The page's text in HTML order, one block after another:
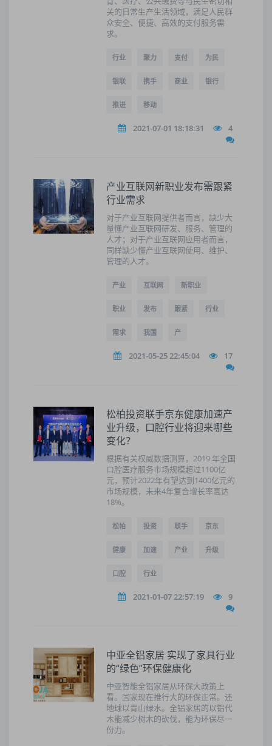
关的日常生产生活领域，满足人民群
众安全、便捷、高效的支付服务需
求。
行业 聚力 支付 为民
银联 携手 商业 银行
推进 移动
2021-07-01 18:18:31 4
产业互联网新职业发布需跟紧
行业需求
对于产业互联网提供者而言，缺少大
量懂产业互联网研发、服务、管理的
人才；对于产业互联网应用者而言，
同样缺少懂产业互联网使用、维护、
管理的人才。
产业 互联网 新职业
职业 发布 跟紧 行业
需求 我国 产
2021-05-25 22:45:04 17
松柏投资联手京东健康加速产
业升级，口腔行业将迎来哪些
变化？
根据有关权威数据测算，2019 年全国
口腔医疗服务市场规模超过1100亿
元，预计2022年有望达到1400亿元的
市场规模，未来4年复合增长率高达
18%。
松柏 投资 联手 京东
健康 加速 产业 升级
口腔 行业
2021-01-07 22:57:19 9
中亚全铝家居 实现了家具行业
的“绿色”环保健康化
中亚智能全铝家居从环保大政策上
看。国家现在推行大的环保正常。还
地球以青山绿水。全铝家居的以铝代
木能减少树木的砍伐，能为环保尽一
份力。